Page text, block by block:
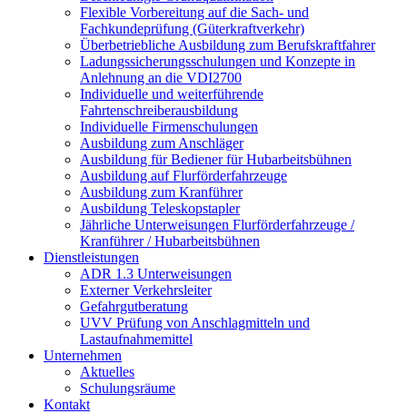
Flexible Vorbereitung auf die Sach- und
Fachkundeprüfung (Güterkraftverkehr)
Überbetriebliche Ausbildung zum Berufskraftfahrer
Ladungssicherungsschulungen und Konzepte in
Anlehnung an die VDI2700
Individuelle und weiterführende
Fahrtenschreiberausbildung
Individuelle Firmenschulungen
Ausbildung zum Anschläger
Ausbildung für Bediener für Hubarbeitsbühnen
Ausbildung auf Flurförderfahrzeuge
Ausbildung zum Kranführer
Ausbildung Teleskopstapler
Jährliche Unterweisungen Flurförderfahrzeuge /
Kranführer / Hubarbeitsbühnen
Dienstleistungen
ADR 1.3 Unterweisungen
Externer Verkehrsleiter
Gefahrgutberatung
UVV Prüfung von Anschlagmitteln und
Lastaufnahmemittel
Unternehmen
Aktuelles
Schulungsräume
Kontakt